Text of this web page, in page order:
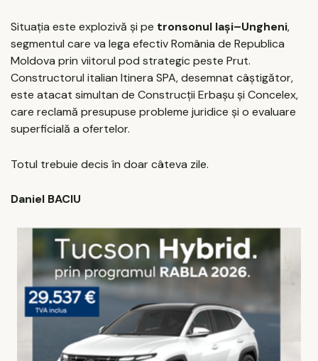
Situația este explozivă și pe tronsonul Iași–Ungheni,
segmentul care va lega efectiv România de Republica
Moldova prin viitorul pod strategic peste Prut.
Constructorul italian Itinera SPA, desemnat câștigător,
este atacat simultan de Construcții Erbașu și Concelex,
care reclamă presupuse probleme juridice și o evaluare
superficială a ofertelor.
Totul trebuie decis în doar câteva zile.
Daniel BACIU